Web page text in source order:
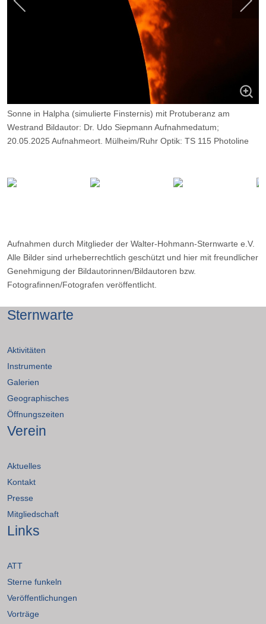
Sonne in Halpha (simulierte Finsternis) mit Protuberanz am
Westrand Bildautor: Dr. Udo Siepmann Aufnahmedatum;
20.05.2025 Aufnahmeort. Mülheim/Ruhr Optik: TS 115 Photoline
Aufnahmen durch Mitglieder der Walter-Hohmann-Sternwarte e.V.
Alle Bilder sind urheberrechtlich geschützt und hier mit freundlicher
Genehmigung der Bildautorinnen/Bildautoren bzw.
Fotografinnen/Fotografen veröffentlicht.
Sternwarte
Aktivitäten
Instrumente
Galerien
Geographisches
Öffnungszeiten
Verein
Aktuelles
Kontakt
Presse
Mitgliedschaft
Links
ATT
Sterne funkeln
Veröffentlichungen
Vorträge